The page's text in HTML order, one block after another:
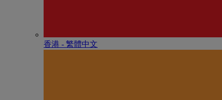
香港 - 繁體中文